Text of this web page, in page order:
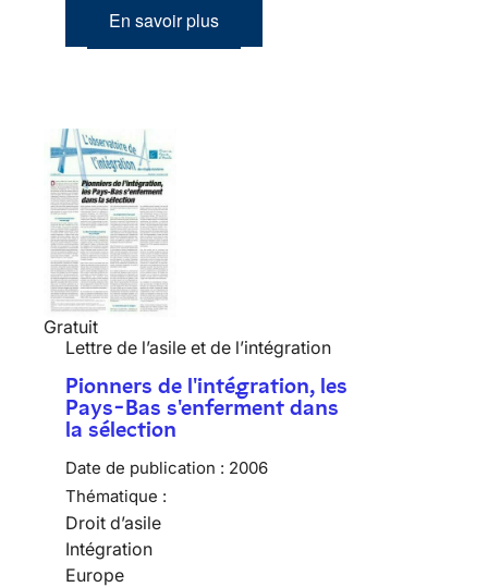
En savoir plus
Gratuit
Lettre de l’asile et de l’intégration
Pionners de l'intégration, les
Pays-Bas s'enferment dans
la sélection
Date de publication : 2006
Thématique :
Droit d’asile
Intégration
Europe